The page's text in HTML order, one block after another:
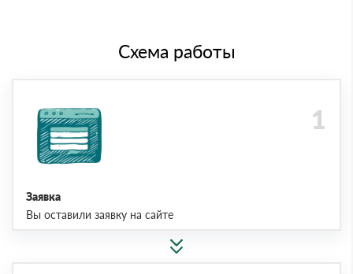
Схема работы
Заявка
Вы оставили заявку на сайте